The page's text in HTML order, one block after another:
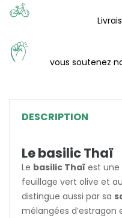
vous soutenez
DESCRIPTION
Le basilic Thaï
Le basilic Thaï est une
feuillage vert olive et
distingue aussi par sa
mélangées d’estragon